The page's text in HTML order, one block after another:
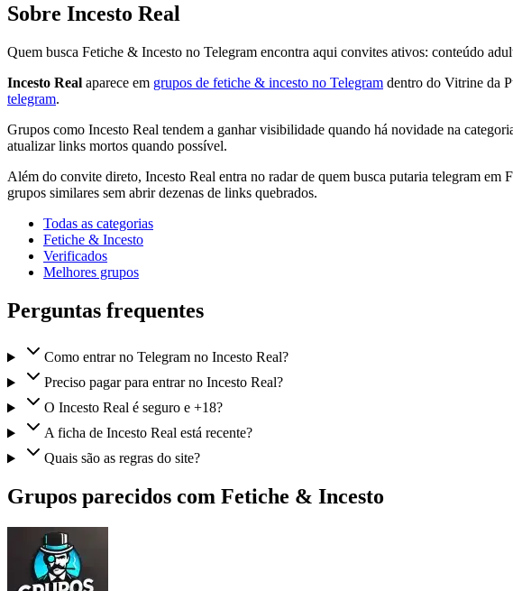
Sobre Incesto Real
Quem busca Fetiche & Incesto no Telegram encontra aqui convites ativos: conteúdo
Incesto Real aparece em grupos de fetiche & incesto no Telegram dentro do Vitrine da
telegram.
Grupos como Incesto Real tendem a ganhar visibilidade quando há novidade na
atualizar links mortos quando possível.
Além do convite direto, Incesto Real entra no radar de quem busca putaria telegram
grupos similares sem abrir dezenas de links quebrados.
Todas as categorias
Fetiche & Incesto
Verificados
Melhores grupos
Perguntas frequentes
Como entrar no Telegram no Incesto Real?
Preciso pagar para entrar no Incesto Real?
O Incesto Real é seguro e +18?
A ficha de Incesto Real está recente?
Quais são as regras do site?
Grupos parecidos com Fetiche & Incesto